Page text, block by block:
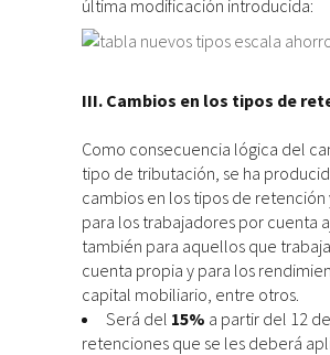
última modificación introducida:
III. Cambios en los tipos de
Como consecuencia lógica del
tipo de tributación, se ha
cambios en los tipos de retención
para los trabajadores por cuenta
también para aquellos que
cuenta propia y para los
capital mobiliario, entre otros.
Será del 15% a partir del 12
retenciones que se les deberá